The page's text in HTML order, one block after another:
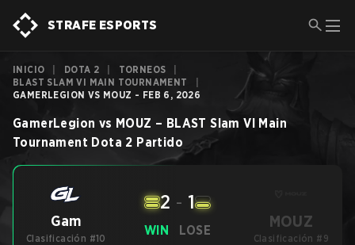
STRAFE ESPORTS
INICIO DOTA 2 TORNEOS
BLAST SLAM VI MAIN TOURNAMENT
GAMERLEGION VS MOUZ - FEB 6, 2026
GamerLegion vs MOUZ – BLAST Slam VI Main
Tournament Dota 2 Partido
Gam
Clasificación #10
WIN
2 - 1
LOSE MOUZ
Clasificación #9